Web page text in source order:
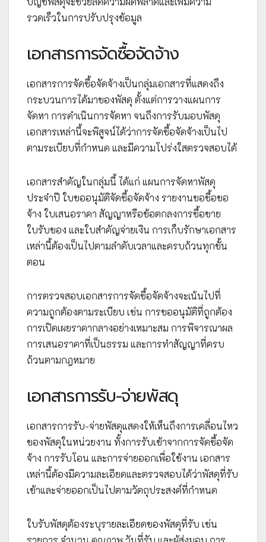
รวดเร็วในการปรับปรุงข้อมูล
เอกสารการจัดซื้อจัดจ้าง
เอกสารการจัดซื้อจัดจ้างเป็นกลุ่มเอกสารที่แสดงถึง
กระบวนการได้มาของพัสดุ ตั้งแต่การวางแผนการ
จัดหา การดำเนินการจัดหา จนถึงการรับมอบพัสดุ
เอกสารเหล่านี้จะพิสูจน์ได้ว่าการจัดซื้อจัดจ้างเป็นไป
ตามระเบียบที่กำหนด และมีความโปร่งใสตรวจสอบได้
เอกสารสำคัญในกลุ่มนี้ ได้แก่ แผนการจัดหาพัสดุ
ประจำปี ใบขออนุมัติจัดซื้อจัดจ้าง รายงานขอซื้อขอ
จ้าง ใบเสนอราคา สัญญาหรือข้อตกลงการซื้อขาย
ใบรับของ และใบสำคัญจ่ายเงิน การเก็บรักษาเอกสาร
เหล่านี้ต้องเป็นไปตามลำดับเวลาและครบถ้วนทุกขั้น
ตอน
การตรวจสอบเอกสารการจัดซื้อจัดจ้างจะเน้นไปที่
ความถูกต้องตามระเบียบ เช่น การขออนุมัติที่ถูกต้อง
การเปิดเผยราคากลางอย่างเหมาะสม การพิจารณาผล
การเสนอราคาที่เป็นธรรม และการทำสัญญาที่ครบ
ถ้วนตามกฎหมาย
เอกสารการรับ-จ่ายพัสดุ
เอกสารการรับ-จ่ายพัสดุแสดงให้เห็นถึงการเคลื่อนไหว
ของพัสดุในหน่วยงาน ทั้งการรับเข้าจากการจัดซื้อจัด
จ้าง การรับโอน และการจ่ายออกเพื่อใช้งาน เอกสาร
เหล่านี้ต้องมีความละเอียดและตรวจสอบได้ว่าพัสดุที่รับ
เข้าและจ่ายออกเป็นไปตามวัตถุประสงค์ที่กำหนด
ใบรับพัสดุต้องระบุรายละเอียดของพัสดุที่รับ เช่น